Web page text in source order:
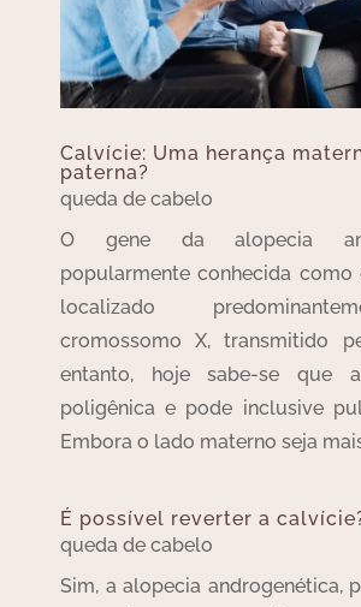
Calvície: Uma herança
paterna?
queda de cabelo
O gene da alopecia
popularmente conhecida como
localizado
cromossomo X, transmitido
entanto, hoje sabe-se que
poligênica e pode inclusive
Embora o lado materno seja
É possível reverter a
queda de cabelo
Sim, a alopecia androgenética,